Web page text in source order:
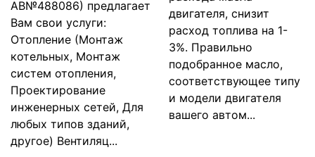
АВ№488086) предлагает
Вам свои услуги:
Отопление (Монтаж
котельных, Монтаж
систем отопления,
Проектирование
инженерных сетей, Для
любых типов зданий,
другое) Вентиляц...
двигателя, снизит
расход топлива на 1-
3%. Правильно
подобранное масло,
соответствующее типу
и модели двигателя
вашего автом...